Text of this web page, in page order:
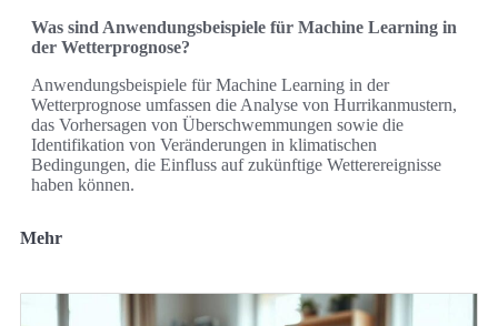
Was sind Anwendungsbeispiele für Machine Learning in
der Wetterprognose?
Anwendungsbeispiele für Machine Learning in der
Wetterprognose umfassen die Analyse von Hurrikanmustern,
das Vorhersagen von Überschwemmungen sowie die
Identifikation von Veränderungen in klimatischen
Bedingungen, die Einfluss auf zukünftige Wetterereignisse
haben können.
Mehr